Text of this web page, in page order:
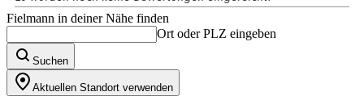
Fielmann in deiner Nähe finden
Ort oder PLZ eingeben
Suchen
Aktuellen Standort verwenden